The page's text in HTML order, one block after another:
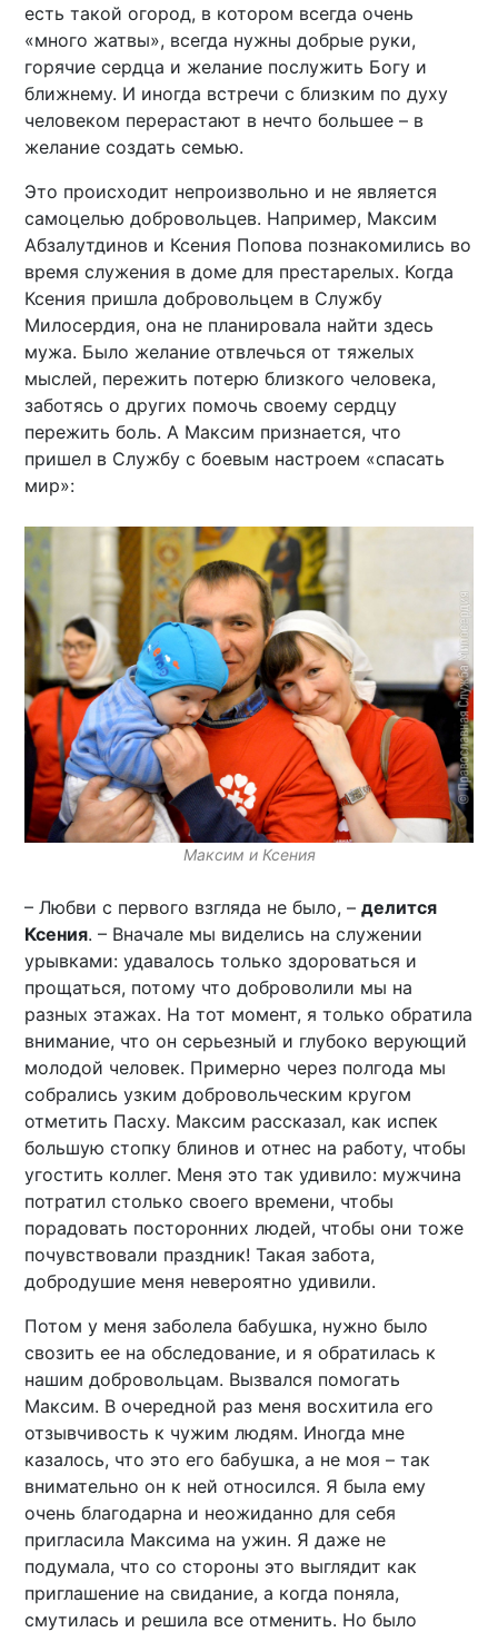
есть такой огород, в котором всегда очень
«много жатвы», всегда нужны добрые руки,
горячие сердца и желание послужить Богу и
ближнему. И иногда встречи с близким по духу
человеком перерастают в нечто большее – в
желание создать семью.
Это происходит непроизвольно и не является
самоцелью добровольцев. Например, Максим
Абзалутдинов и Ксения Попова познакомились во
время служения в доме для престарелых. Когда
Ксения пришла добровольцем в Службу
Милосердия, она не планировала найти здесь
мужа. Было желание отвлечься от тяжелых
мыслей, пережить потерю близкого человека,
заботясь о других помочь своему сердцу
пережить боль. А Максим признается, что
пришел в Службу с боевым настроем «спасать
мир»:
Максим и Ксения
– Любви с первого взгляда не было, –делится
Ксения. – Вначале мы виделись на служении
урывками: удавалось только здороваться и
прощаться, потому что доброволили мы на
разных этажах. На тот момент, я только обратила
внимание, что он серьезный и глубоко верующий
молодой человек. Примерно через полгода мы
собрались узким добровольческим кругом
отметить Пасху. Максим рассказал, как испек
большую стопку блинов и отнес на работу, чтобы
угостить коллег. Меня это так удивило: мужчина
потратил столько своего времени, чтобы
порадовать посторонних людей, чтобы они тоже
почувствовали праздник! Такая забота,
добродушие меня невероятно удивили.
Потом у меня заболела бабушка, нужно было
свозить ее на обследование, и я обратилась к
нашим добровольцам. Вызвался помогать
Максим. В очередной раз меня восхитила его
отзывчивость к чужим людям. Иногда мне
казалось, что это его бабушка, а не моя – так
внимательно он к ней относился. Я была ему
очень благодарна и неожиданно для себя
пригласила Максима на ужин. Я даже не
подумала, что со стороны это выглядит как
приглашение на свидание, а когда поняла,
смутилась и решила все отменить. Но было